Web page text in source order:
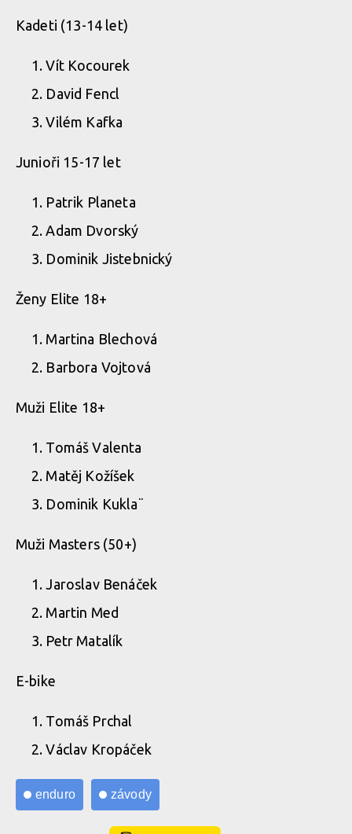
Kadeti (13-14 let)
Vít Kocourek
David Fencl
Vilém Kafka
Junioři 15-17 let
Patrik Planeta
Adam Dvorský
Dominik Jistebnický
Ženy Elite 18+
Martina Blechová
Barbora Vojtová
Muži Elite 18+
Tomáš Valenta
Matěj Kožíšek
Dominik Kukla¨
Muži Masters (50+)
Jaroslav Benáček
Martin Med
Petr Matalík
E-bike
Tomáš Prchal
Václav Kropáček
enduro závody